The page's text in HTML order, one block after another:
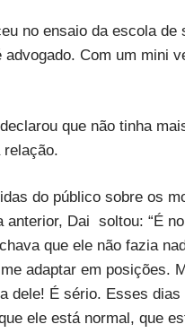
no ensaio da escola
Com um mini
que não tinha
do público sobre os
Dai soltou: “É
que ele não fazia
adaptar em posições.
dele! É sério. Esses
ele está normal, que